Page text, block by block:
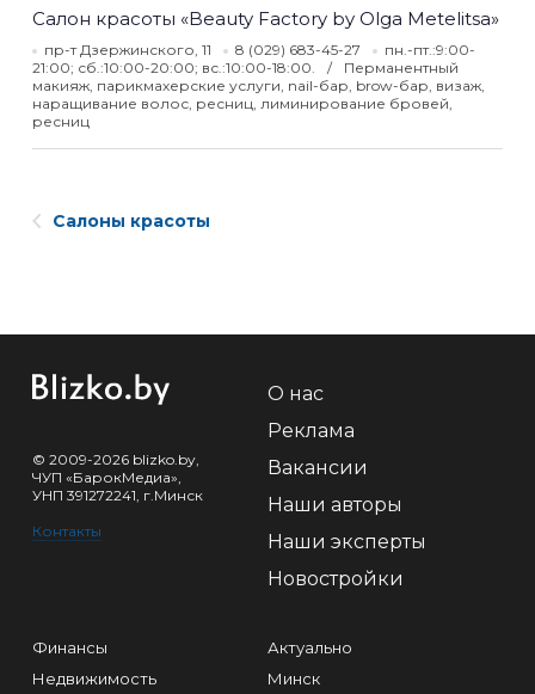
Салон красоты «Beauty Factory by Olga Metelitsa»
пр-т Дзержинского, 11 8 (029) 683-45-27
пн.-пт.:9:00-
21:00; сб.:10:00-20:00; вс.:10:00-18:00.
Перманентный
макияж, парикмахерские услуги, nail-бар, brow-бар, визаж,
наращивание волос, ресниц, лиминирование бровей,
ресниц
Салоны красоты
© 2009-2026 blizko.by,
ЧУП «БарокМедиа»,
УНП 391272241, г.Минск
Контакты
О нас
Реклама
Вакансии
Наши авторы
Наши эксперты
Новостройки
Финансы
Недвижимость
Актуально
Минск